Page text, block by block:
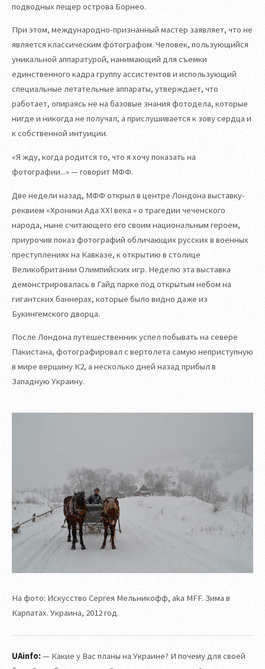
подводных пещер острова Борнео.
При этом, международно-признанный мастер заявляет, что не
является классическим фотографом. Человек, пользующийся
уникальной аппаратурой, нанимающий для съемки
единственного кадра группу ассистентов и использующий
специальные летательные аппараты, утверждает, что
работает, опираясь не на базовые знания фотодела, которые
нигде и никогда не получал, а прислушивается к зову сердца и
к собственной интуиции.
«Я жду, когда родится то, что я хочу показать на
фотографии...» — говорит МФФ.
Две недели назад, МФФ открыл в центре Лондона выставку-
реквием «Хроники Ада XXI века » о трагедии чеченского
народа, ныне считающего его своим национальным героем,
приурочив показ фотографий обличающих русских в военных
преступлениях на Кавказе, к открытию в столице
Великобритании Олимпийских игр. Неделю эта выставка
демонстрировалась в Гайд парке под открытым небом на
гигантских баннерах, которые было видно даже из
Букингемского дворца.
После Лондона путешественник успел побывать на севере
Пакистана, фотографировал с вертолета самую неприступную
в мире вершину К2, а несколько дней назад прибыл в
Западную Украину.
На фото: Искусство Сергея Мельникофф, aka MFF. Зима в
Карпатах. Украина, 2012 год.
UAinfo:— Какие у Вас планы на Украине? И почему для своей